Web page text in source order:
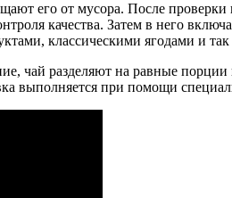
его от мусора. После проверки
качества. Затем в него
классическими ягодами и так
чай разделяют на равные
выполняется при помощи